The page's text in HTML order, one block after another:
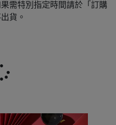
需特別指定時間請於「訂購
貨。